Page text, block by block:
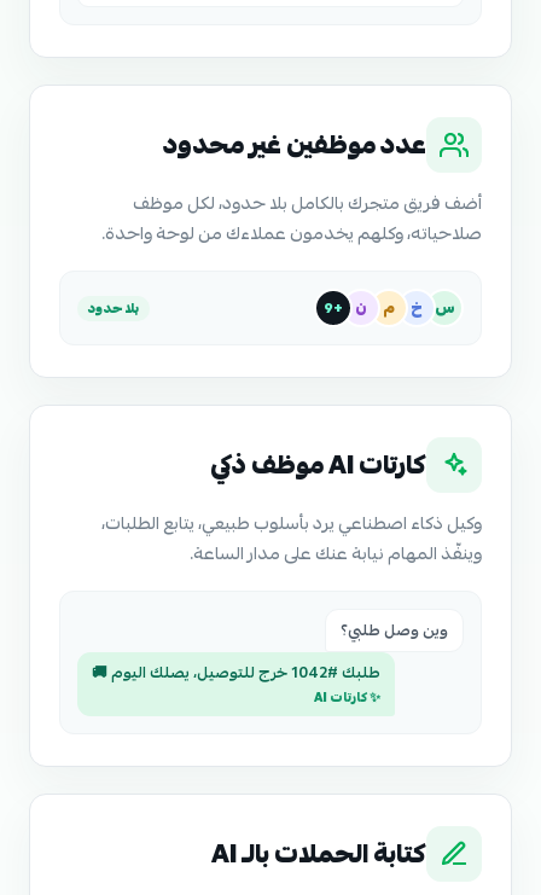
عدد موظفين غير محدود
أضف فريق متجرك بالكامل بلا حدود، لكل موظف
صلاحياته، وكلهم يخدمون عملاءك من لوحة واحدة.
س خ م ن +9 بلا حدود
كارتات AI موظف ذكي
وكيل ذكاء اصطناعي يرد بأسلوب طبيعي، يتابع الطلبات،
وينفّذ المهام نيابة عنك على مدار الساعة.
وين وصل طلبي؟
طلبك #1042 خرج للتوصيل، يصلك اليوم 🚚
✨ كارتات AI
كتابة الحملات بالـ AI